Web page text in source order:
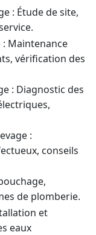
: Étude de site,
Maintenance
vérification des
: Diagnostic des
:
conseils
de plomberie.
et
eaux